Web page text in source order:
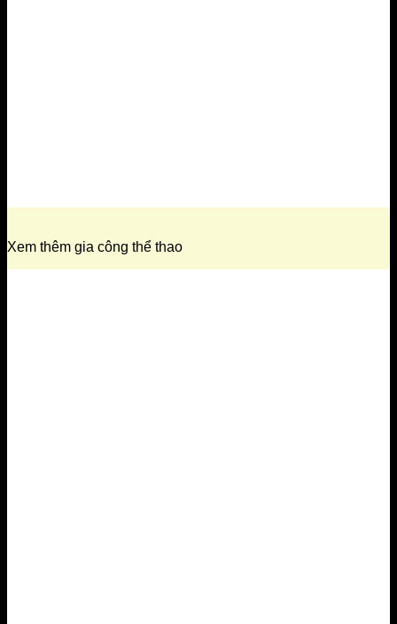
Xem thêm gia công thể thao